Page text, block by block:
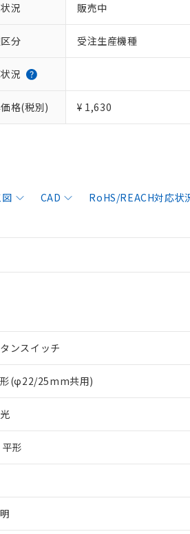
況 販売中
分 受注生産機種
況
格(税別) ¥ 1,630
CAD RoHS/REACH対応状
ンスイッチ
(φ22/25mm共用)
形